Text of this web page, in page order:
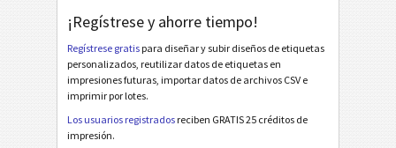
MAT Etiquetas MAT
LTO Etiquetas LTO
I Etiquetas para inventario
¡Regístrese y ahorre tiempo!
Regístrese gratis para diseñar y subir diseños de etiquetas
personalizados, reutilizar datos de etiquetas en
impresiones futuras, importar datos de archivos CSV e
imprimir por lotes.
Los usuarios registrados reciben GRATIS 25 créditos de
impresión.